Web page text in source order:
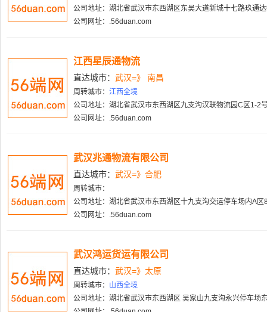
公司地址：湖北省武汉市东西湖区东吴大道新城十七路玖通
公司网址：.56duan.com
江西星辰通物流
直达城市： 武汉=》 南昌
周转城市： 江西全境
公司地址：湖北省武汉市东西湖区九支沟汉联物流园C区1-2
公司网址：.56duan.com
武汉兆通物流有限公司
直达城市： 武汉=》合肥
周转城市：
公司地址：湖北省武汉市东西湖区十九支沟交运停车场内A区
公司网址：.56duan.com
武汉鸿运货运有限公司
直达城市： 武汉=》太原
周转城市： 山西全境
公司地址：湖北省武汉市东西湖区 吴家山九支沟永兴停车场